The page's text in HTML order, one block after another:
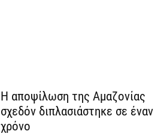
Η αποψίλωση της Αμαζονίας
σχεδόν διπλασιάστηκε σε έναν
χρόνο